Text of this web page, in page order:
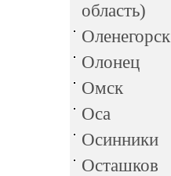
область)
Оленегорск
Олонец
Омск
Оса
Осинники
Осташков